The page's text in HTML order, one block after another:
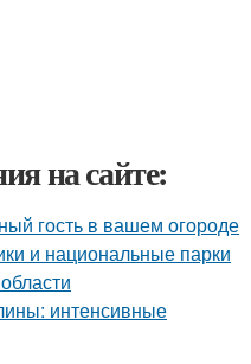
на сайте:
гость в вашем огороде
и национальные парки
интенсивные